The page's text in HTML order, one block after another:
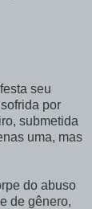
seu
por
submetida
uma, mas
do abuso
de gênero,